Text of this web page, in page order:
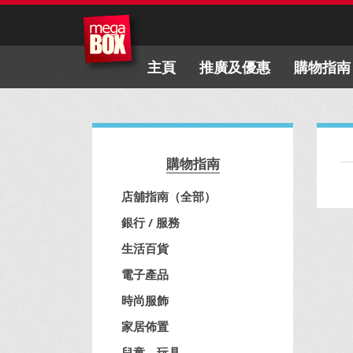
主頁 推廣及優惠 購物指南
購物指南
店舖指南（全部）
銀行 / 服務
生活百貨
電子產品
時尚服飾
家居佈置